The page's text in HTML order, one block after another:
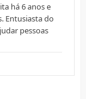
há 6 anos e
Entusiasta do
pessoas